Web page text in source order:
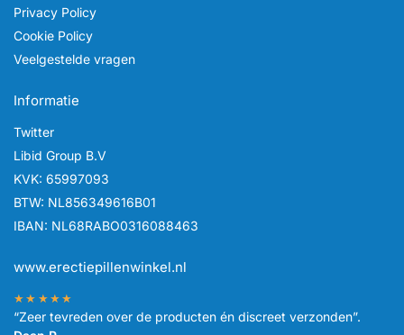
Privacy Policy
Cookie Policy
Veelgestelde vragen
Informatie
Twitter
Libid Group B.V
KVK: 65997093
BTW: NL856349616B01
IBAN: NL68RABO0316088463
www.erectiepillenwinkel.nl
★★★★★
“Zeer tevreden over de producten én discreet verzonden”.